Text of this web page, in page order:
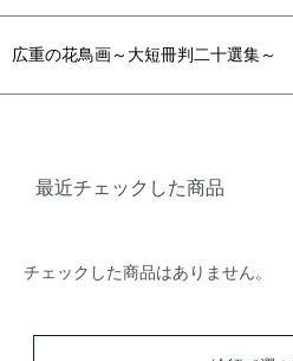
広重の花鳥画～大短冊判二十選集～
最近チェックした商品
チェックした商品はありません。